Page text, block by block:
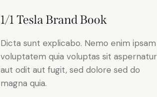
1/1 Tesla Brand Book
Dicta sunt explicabo. Nemo enim ipsam
voluptatem quia voluptas sit aspernatur
aut odit aut fugit, sed dolore sed do
magna quia.